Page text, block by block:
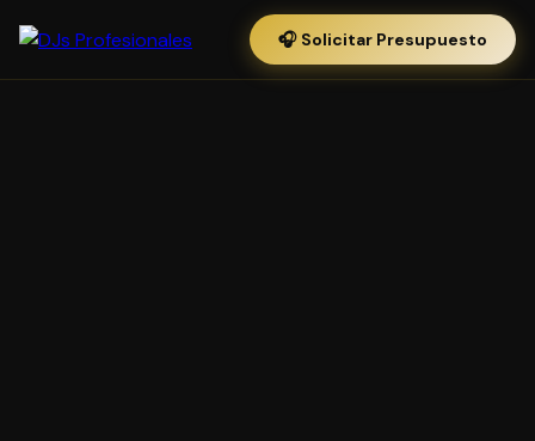
🎧 Solicitar Presupuesto